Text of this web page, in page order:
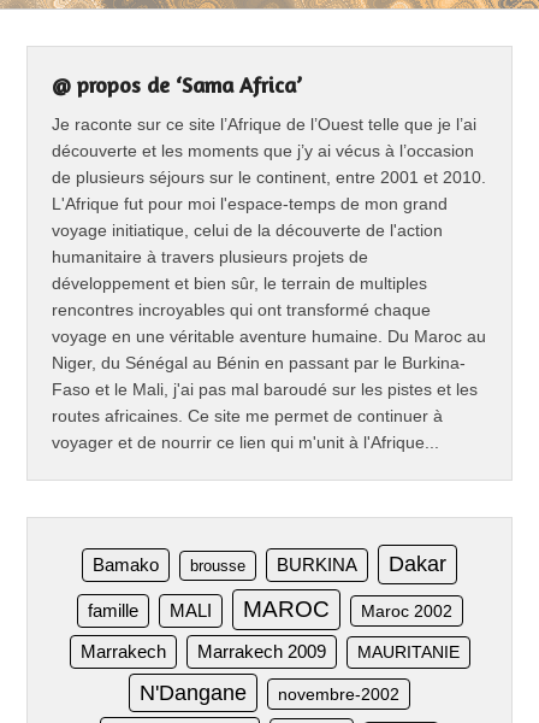
@ propos de ‘Sama Africa’
Je raconte sur ce site l’Afrique de l’Ouest telle que je l’ai
découverte et les moments que j’y ai vécus à l’occasion
de plusieurs séjours sur le continent, entre 2001 et 2010.
L'Afrique fut pour moi l'espace-temps de mon grand
voyage initiatique, celui de la découverte de l'action
humanitaire à travers plusieurs projets de
développement et bien sûr, le terrain de multiples
rencontres incroyables qui ont transformé chaque
voyage en une véritable aventure humaine. Du Maroc au
Niger, du Sénégal au Bénin en passant par le Burkina-
Faso et le Mali, j'ai pas mal baroudé sur les pistes et les
routes africaines. Ce site me permet de continuer à
voyager et de nourrir ce lien qui m'unit à l'Afrique...
Bamako brousse BURKINA Dakar
famille MALI MAROC Maroc 2002
Marrakech Marrakech 2009 MAURITANIE
N'Dangane novembre-2002